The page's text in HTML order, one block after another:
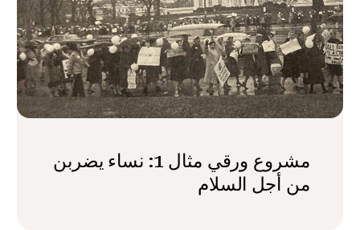
مشروع ورقي مثال 1: نساء يضربن
من أجل السلام